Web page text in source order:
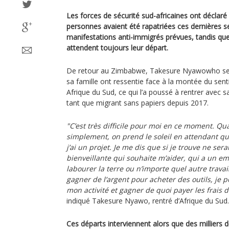
Les forces de sécurité sud-africaines ont
personnes avaient été rapatriées ces dernières
manifestations anti-immigrés prévues, tandis
attendent toujours leur départ.
De retour au Zimbabwe, Takesure Nyawowho
sa famille ont ressentie face à la montée du
Afrique du Sud, ce qui l’a poussé à rentrer avec
tant que migrant sans papiers depuis 2017.
"C’est très difficile pour moi en ce moment.
simplement, on prend le soleil en attendant
j’ai un projet. Je me dis que si je trouve ne
bienveillante qui souhaite m’aider, qui a un
labourer la terre ou n’importe quel autre
gagner de l’argent pour acheter des outils, je
mon activité et gagner de quoi payer les frais
indiqué Takesure Nyawo, rentré d’Afrique du Sud.
Ces départs interviennent alors que des milliers